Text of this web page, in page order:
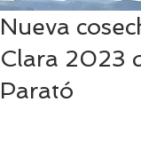
Nueva
Clara 2023
Parató